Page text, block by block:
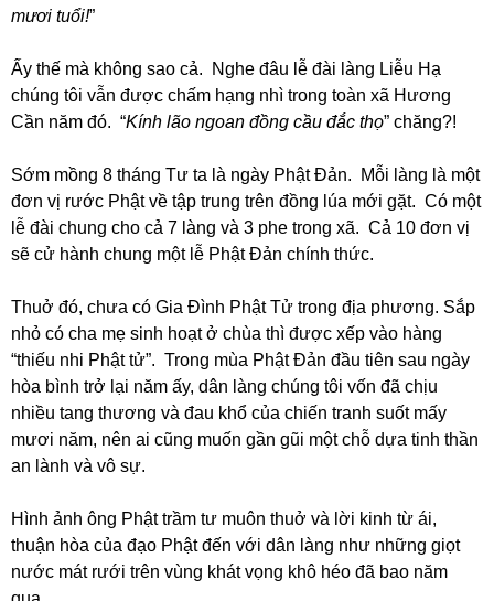
mươi tuổi!”
Ấy thế mà không sao cả. Nghe đâu lễ đài làng Liễu Hạ
chúng tôi vẫn được chấm hạng nhì trong toàn xã Hương
Cần năm đó. “Kính lão ngoan đồng cầu đắc thọ” chăng?!
Sớm mồng 8 tháng Tư ta là ngày Phật Đản. Mỗi làng là một
đơn vị rước Phật về tập trung trên đồng lúa mới gặt. Có một
lễ đài chung cho cả 7 làng và 3 phe trong xã. Cả 10 đơn vị
sẽ cử hành chung một lễ Phật Đản chính thức.
Thuở đó, chưa có Gia Đình Phật Tử trong địa phương. Sắp
nhỏ có cha mẹ sinh hoạt ở chùa thì được xếp vào hàng
“thiếu nhi Phật tử”. Trong mùa Phật Đản đầu tiên sau ngày
hòa bình trở lại năm ấy, dân làng chúng tôi vốn đã chịu
nhiều tang thương và đau khổ của chiến tranh suốt mấy
mươi năm, nên ai cũng muốn gần gũi một chỗ dựa tinh thần
an lành và vô sự.
Hình ảnh ông Phật trầm tư muôn thuở và lời kinh từ ái,
thuận hòa của đạo Phật đến với dân làng như những giọt
nước mát rưới trên vùng khát vọng khô héo đã bao năm